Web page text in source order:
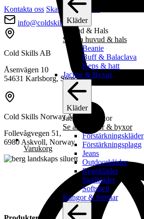
Kläder
Huvud & Hals
Se alla huvud & hals
Beanie
Buff & Balaclava
Keps & hatt
Jackor & Byxor
Kläder
Jackor & Byxor
Se alla jackor & byxor
Förstärkningskläder
Förstärkningsplagg
Jeans
Outdoorkläder
Regnkläder
Skalkläder
Softshell
Kängor & Stövlar
Varukorg
Kontakta oss Skapa inköpslista
info@coldskills.com
Cold Skills AB
Åsenvägen 10
54631 Karlsborg, Sweden
Cold Skills Norway AS
Follevågvegen 51,
6980 Askvoll, Norway